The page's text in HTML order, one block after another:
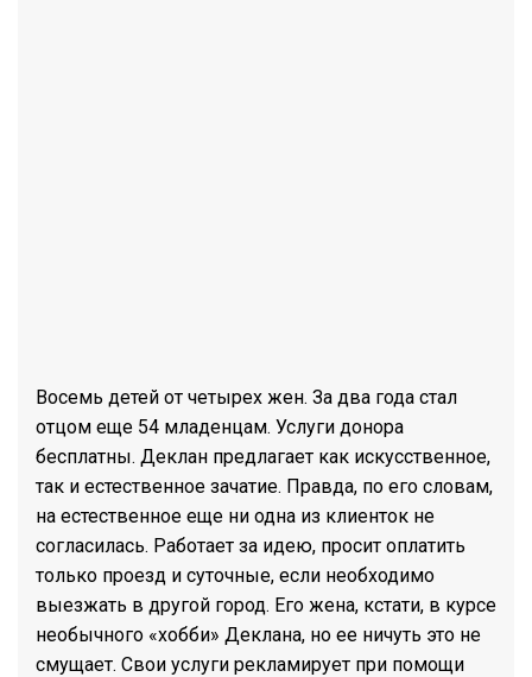
Восемь детей от четырех жен. За два года стал
отцом еще 54 младенцам. Услуги донора
бесплатны. Деклан предлагает как искусственное,
так и естественное зачатие. Правда, по его словам,
на естественное еще ни одна из клиенток не
согласилась. Работает за идею, просит оплатить
только проезд и суточные, если необходимо
выезжать в другой город. Его жена, кстати, в курсе
необычного «хобби» Деклана, но ее ничуть это не
смущает. Свои услуги рекламирует при помощи